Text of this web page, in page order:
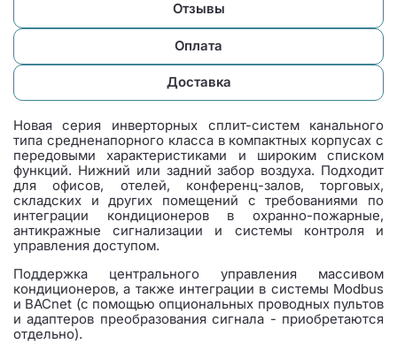
Отзывы
Оплата
Доставка
Новая серия инверторных сплит-систем канального
типа средненапорного класса в компактных корпусах с
передовыми характеристиками и широким списком
функций. Нижний или задний забор воздуха. Подходит
для офисов, отелей, конференц-залов, торговых,
складских и других помещений с требованиями по
интеграции кондиционеров в охранно-пожарные,
антикражные сигнализации и системы контроля и
управления доступом.
Поддержка центрального управления массивом
кондиционеров, а также интеграции в системы Modbus
и BACnet (с помощью опциональных проводных пультов
и адаптеров преобразования сигнала - приобретаются
отдельно).